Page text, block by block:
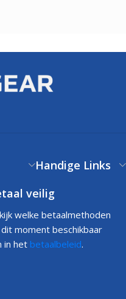
Handige Links
veilig
welke betaalmethoden
moment beschikbaar
in het betaalbeleid.